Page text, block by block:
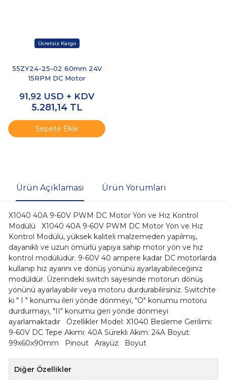
55ZY24-25-02 60mm 24V
15RPM DC Motor
91,92 USD + KDV
5.281,14 TL
Sepete Ekle
Ürün Açıklaması Ürün Yorumları
X1040 40A 9-60V PWM DC Motor Yön ve Hız Kontrol
Modülü X1040 40A 9-60V PWM DC Motor Yön ve Hız
Kontrol Modülü, yüksek kaliteli malzemeden yapılmış,
dayanıklı ve uzun ömürlü yapıya sahip motor yön ve hız
kontrol modülüdür. 9-60V 40 ampere kadar DC motorlarda
kullanıp hız ayarını ve dönüş yönünü ayarlayabileceğiniz
modüldür. Üzerindeki switch sayesinde motorun dönüş
yönünü ayarlayabilir veya motoru durdurabilirsiniz. Switchte
ki " I " konumu ileri yönde dönmeyi, "O" konumu motoru
durdurmayı, "II" konumu geri yönde dönmeyi
ayarlamaktadır Özellikler Model: X1040 Besleme Gerilimi:
9-60V DC Tepe Akımı: 40A Sürekli Akım: 24A Boyut:
99x60x90mm Pinout Arayüz Boyut
Diğer Özellikler